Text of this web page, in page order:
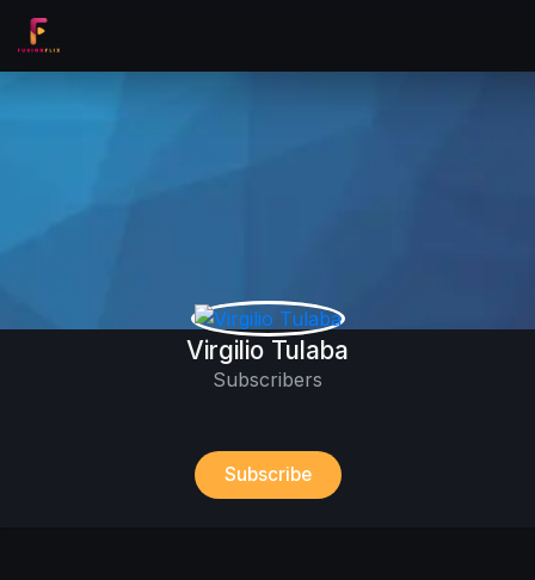
Virgilio Tulaba
Subscribers
Subscribe